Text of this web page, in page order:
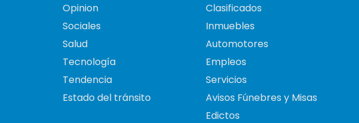
Opinion
Sociales
Salud
Tecnología
Tendencia
Estado del tránsito
Clasificados
Inmuebles
Automotores
Empleos
Servicios
Avisos Fúnebres y Misas
Edictos